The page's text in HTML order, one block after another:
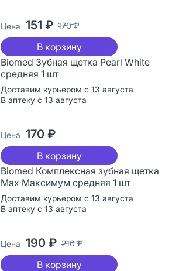
Цена 151 ₽ 170 ₽
В корзину
Biomed Зубная щетка Pearl White
средняя 1 шт
Доставим курьером с 13 августа
В аптеку с 13 августа
Цена 170 ₽
В корзину
Biomed Комплексная зубная щетка
Max Максимум средняя 1 шт
Доставим курьером с 13 августа
В аптеку с 13 августа
Цена 190 ₽ 210 ₽
В корзину